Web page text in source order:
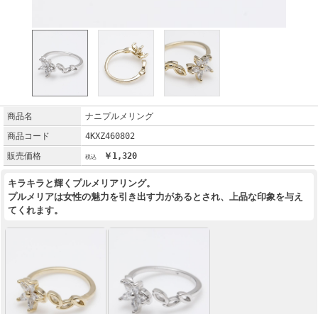
商品名
ナニプルメリング
商品コード
4KXZ460802
販売価格
￥1,320
キラキラと輝くプルメリアリング。
プルメリアは女性の魅力を引き出す力があるとされ、上品な印象を与え
てくれます。